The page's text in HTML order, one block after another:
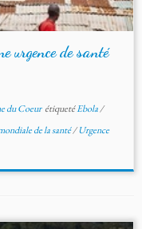
urgence de santé
du Coeur étiquetéEbola/
de la santé/Urgence